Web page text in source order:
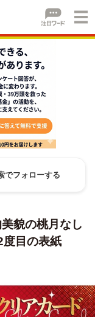
でフォローする
貌の桃月なし
目の表紙